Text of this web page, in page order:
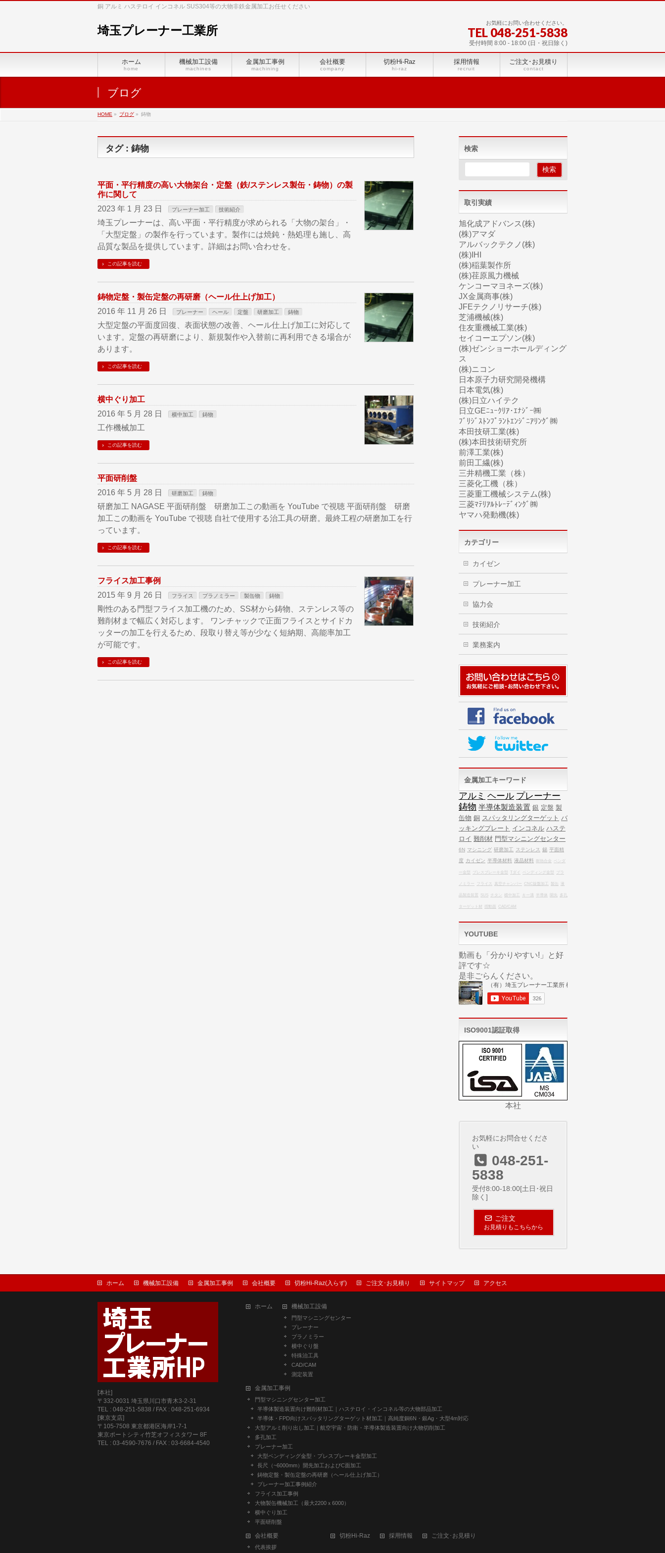
銅 アルミ ハステロイ インコネル SUS304等の大物非鉄金属加工お任せください
埼玉プレーナー工業所
お気軽にお問い合わせください。
TEL 048-251-5838
受付時間 8:00 - 18:00 (日・祝日除く)
ホーム
home
機械加工設備
machines
金属加工事例
machining
会社概要
company
切粉Hi-Raz
hi-raz
採用情報
recruit
ご注文･お見積り
contact
ブログ
HOME » ブログ » 鋳物
タグ : 鋳物
平面・平行精度の高い大物架台・定盤（鉄/ステンレス製缶・鋳物）の製
作に関して
2023 年 1 月 23 日
プレーナー加工 技術紹介
埼玉プレーナーは、高い平面・平行精度が求められる「大物の架台」・
「大型定盤」の製作を行っています。製作には焼鈍・熱処理も施し、高
品質な製品を提供しています。詳細はお問い合わせを。
この記事を読む
鋳物定盤・製缶定盤の再研磨（ヘール仕上げ加工）
2016 年 11 月 26 日
プレーナー ヘール 定盤 研磨加工 鋳物
大型定盤の平面度回復、表面状態の改善、ヘール仕上げ加工に対応して
います。定盤の再研磨により、新規製作や入替前に再利用できる場合が
あります。
この記事を読む
横中ぐり加工
2016 年 5 月 28 日
横中加工 鋳物
工作機械加工
この記事を読む
平面研削盤
2016 年 5 月 28 日
研磨加工 鋳物
研磨加工 NAGASE 平面研削盤 研磨加工この動画を YouTube で視聴 平面研削盤 研磨
加工この動画を YouTube で視聴 自社で使用する治工具の研磨。最終工程の研磨加工を行
っています。
この記事を読む
フライス加工事例
2015 年 9 月 26 日
フライス プラノミラー 製缶物 鋳物
剛性のある門型フライス加工機のため、SS材から鋳物、ステンレス等の
難削材まで幅広く対応します。 ワンチャックで正面フライスとサイドカ
ッターの加工を行えるため、段取り替え等が少なく短納期、高能率加工
が可能です。
この記事を読む
検索
取引実績
旭化成アドバンス(株)
(株)アマダ
アルバックテクノ(株)
(株)IHI
(株)稲葉製作所
(株)荏原風力機械
ケンコーマヨネーズ(株)
JX金属商事(株)
JFEテクノリサーチ(株)
芝浦機械(株)
住友重機械工業(株)
セイコーエプソン(株)
(株)ゼンショーホールディング
ス
(株)ニコン
日本原子力研究開発機構
日本電気(株)
(株)日立ハイテク
日立GEﾆｭｰｸﾘｱ･ｴﾅｼﾞｰ㈱
ﾌﾞﾘｼﾞｽﾄﾝﾌﾟﾗﾝﾄｴﾝｼﾞﾆｱﾘﾝｸﾞ㈱
本田技研工業(株)
(株)本田技術研究所
前澤工業(株)
前田工繊(株)
三井精機工業（株）
三菱化工機（株）
三菱重工機械システム(株)
三菱ﾏﾃﾘｱﾙﾄﾚｰﾃﾞｨﾝｸﾞ㈱
ヤマハ発動機(株)
カテゴリー
カイゼン
プレーナー加工
協力会
技術紹介
業務案内
金属加工キーワード
アルミ ヘール プレーナー
鋳物 半導体製造装置 銀 定盤 製
缶物 銅 スパッタリングターゲット バ
ッキングプレート インコネル ハステ
ロイ 難削材 門型マシニングセンター
6N マシニング 研磨加工 ステンレス 錫 平面精
度 カイゼン 半導体材料 液晶材料 耐熱合金 ベンダ
ー金型 プレスブレーキ金型 Tダイ ベンディング金型 プラ
ノミラー フライス 真空チャンバー CNC旋盤加工 製缶 液
晶製造装置 SUS チタン 横中加工 キー溝 半導体 開先 多孔
ターゲット材 摺動面 CAD/CAM
YOUTUBE
動画も「分かりやすい!」と好
評です☆
是非ごらんください。
ISO9001認証取得
本社
お気軽にお問合せくださ
い
048-251-
5838
受付8:00-18:00[土日･祝日
除く]
ご注文
お見積りもこちらから
ホーム 機械加工設備 金属加工事例 会社概要 切粉Hi-Raz(入らず) ご注文･お見積り サイトマップ アクセス
[本社]
〒332-0031 埼玉県川口市青木3-2-31
TEL : 048-251-5838 / FAX : 048-251-6934
[東京支店]
〒105-7508 東京都港区海岸1-7-1
東京ポートシティ竹芝オフィスタワー 8F
TEL : 03-4590-7676 / FAX : 03-6684-4540
ホーム 機械加工設備
門型マシニングセンター
プレーナー
プラノミラー
横中ぐり盤
特殊治工具
CAD/CAM
測定装置
金属加工事例
門型マシニングセンター加工
半導体製造装置向け難削材加工｜ハステロイ・インコネル等の大物部品加工
半導体・FPD向けスパッタリングターゲット材加工｜高純度銅6N・銀Ag・大型4m対応
大型アルミ削り出し加工｜航空宇宙・防衛・半導体製造装置向け大物切削加工
多孔加工
プレーナー加工
大型ベンディング金型・プレスブレーキ金型加工
長尺（~6000mm）開先加工およびC面加工
鋳物定盤・製缶定盤の再研磨（ヘール仕上げ加工）
プレーナー加工事例紹介
フライス加工事例
大物製缶機械加工（最大2200ｘ6000）
横中ぐり加工
平面研削盤
会社概要
代表挨拶
切粉Hi-Raz 採用情報 ご注文･お見積り